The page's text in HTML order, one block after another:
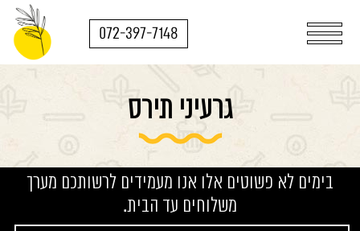
072-397-7148
גרעיני תירס
בימים לא פשוטים אלו אנו מעמידים לרשותכם מערך
משלוחים עד הבית.